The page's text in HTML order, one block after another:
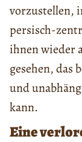
vorzustellen,
persisch-
ihnen wieder
gesehen, das
und
kann.
Eine